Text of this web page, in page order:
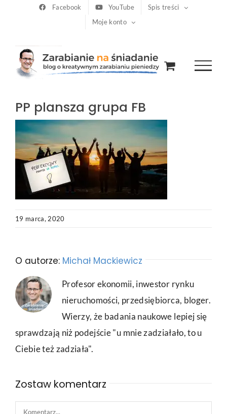
Facebook YouTube
Spis treści
Moje konto
PP plansza grupa FB
19 marca, 2020
O autorze: Michał Mackiewicz
Profesor ekonomii, inwestor rynku
nieruchomości, przedsiębiorca, bloger.
Wierzy, że badania naukowe lepiej się
sprawdzają niż podejście "u mnie zadziałało, to u
Ciebie też zadziała".
Zostaw komentarz
Comment